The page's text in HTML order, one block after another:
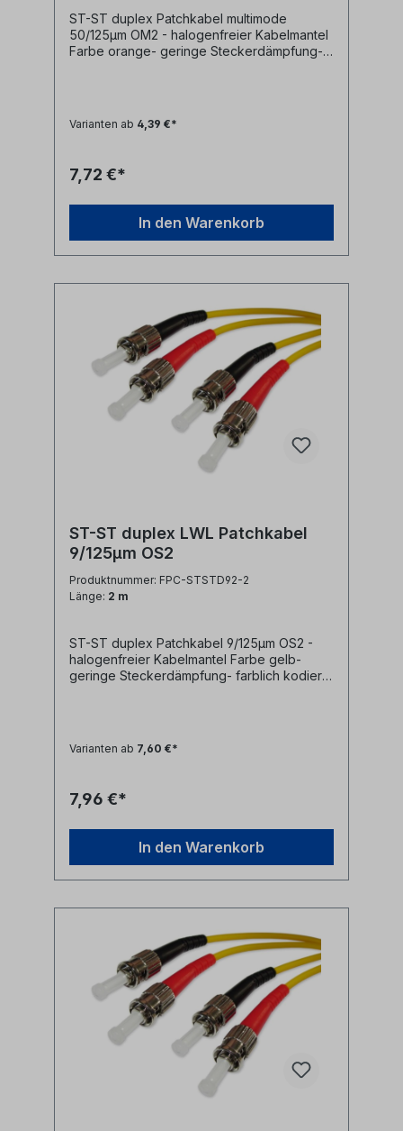
ST-ST duplex Patchkabel multimode
50/125µm OM2 - halogenfreier Kabelmantel
Farbe orange- geringe Steckerdämpfung-
Varianten ab 4,39 €*
7,72 €*
In den Warenkorb
ST-ST duplex LWL Patchkabel
9/125µm OS2
Produktnummer: FPC-STSTD92-2
Länge: 2 m
ST-ST duplex Patchkabel 9/125µm OS2 -
halogenfreier Kabelmantel Farbe gelb-
geringe Steckerdämpfung- farblich kodierte
singlemode 9/125µm OS2 G.657A1
auf AnfrageLWL-Stecker A: ST duplexLWL-
zwischen ST duplex Ports Synonyme: fiber
optic patchcord, Glasfaser Anschlusskabel,
Varianten ab 7,60 €*
7,96 €*
In den Warenkorb